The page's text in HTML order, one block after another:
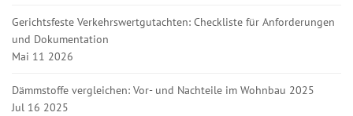
Gerichtsfeste Verkehrswertgutachten: Checkliste für Anforderungen
und Dokumentation
Mai 11 2026
Dämmstoffe vergleichen: Vor- und Nachteile im Wohnbau 2025
Jul 16 2025